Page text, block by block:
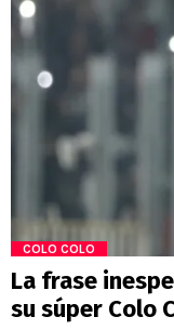
COLO COLO
La frase
su súper Colo